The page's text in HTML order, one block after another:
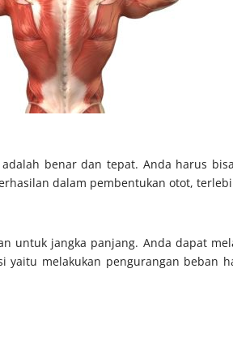
benar dan tepat. Anda harus
dalam pembentukan otot,
untuk jangka panjang. Anda dapat
melakukan pengurangan beban